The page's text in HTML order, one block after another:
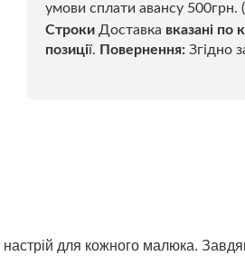
умови сплати авансу
Строки Доставка вказані по
позиції. Повернення: Згідно
для кожного малюка.